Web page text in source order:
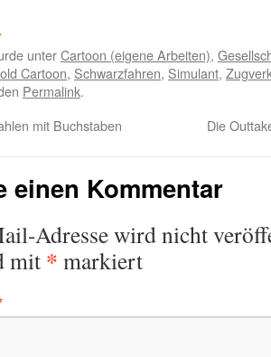
unterCartoon (eigene Arbeiten),
Cartoon, Schwarzfahren, Simulant,
Permalink.
mit Buchstaben Die
einen Kommentar
Adresse wird nicht
mit * markiert